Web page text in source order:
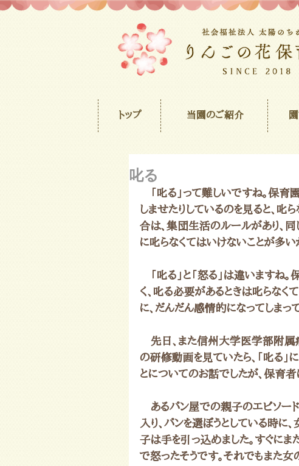
トップ 当園のご紹介
叱る
「叱る」って難しいですね。保育
しませたりしているのを見ると、叱
合は、集団生活のルールがあり、
に叱らなくてはいけないことが多い
「叱る」と「怒る」は違いますね
く、叱る必要があるときは叱らなく
に、だんだん感情的になってしまっ
先日、また信州大学医学部附属
の研修動画を見ていたら、「叱る」
とについてのお話でしたが、保育
あるパン屋での親子のエピソー
入り、パンを選ぼうとしている時に
子は手を引っ込めました。すぐに
で怒ったそうです。それでもまた女